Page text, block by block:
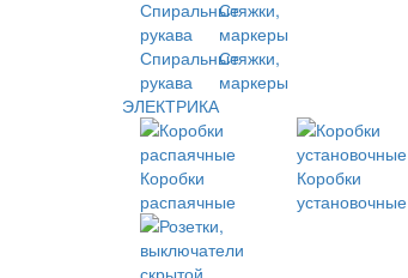
Спиральные
рукава
Стяжки,
маркеры
ЭЛЕКТРИКА
Коробки
распаячные
Коробки
установочные